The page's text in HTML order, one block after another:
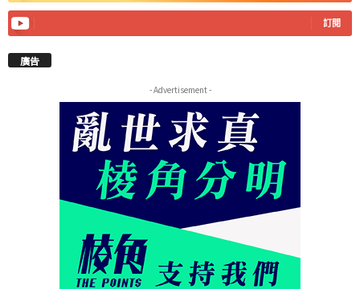
訂閱
廣告
- Advertisement -